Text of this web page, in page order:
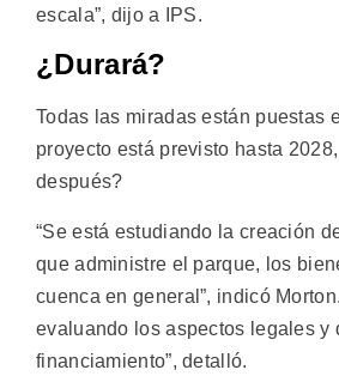
escala”, dijo a IPS.
¿Durará?
Todas las miradas están puestas
proyecto está previsto hasta
después?
“Se está estudiando la creación
que administre el parque, los
cuenca en general”, indicó
evaluando los aspectos legales y
financiamiento”, detalló.